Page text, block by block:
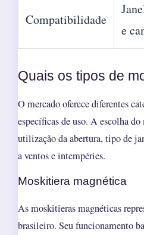
Compatibilidade
e
Quais os tipos de
O mercado oferece diferentes
específicas de uso. A escolha
utilização da abertura, tipo de
a ventos e intempéries.
Moskitiera magnética
As moskitieras magnéticas
brasileiro. Seu funcionamento